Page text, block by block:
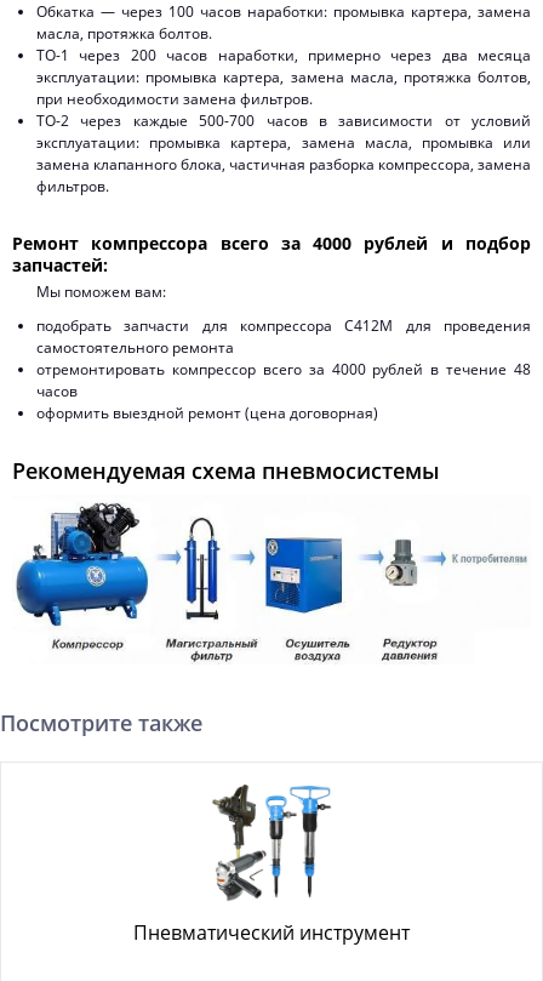
Обкатка — через 100 часов наработки: промывка картера, замена
масла, протяжка болтов.
ТО-1 через 200 часов наработки, примерно через два месяца
эксплуатации: промывка картера, замена масла, протяжка болтов,
при необходимости замена фильтров.
ТО-2 через каждые 500-700 часов в зависимости от условий
эксплуатации: промывка картера, замена масла, промывка или
замена клапанного блока, частичная разборка компрессора, замена
фильтров.
Ремонт компрессора всего за 4000 рублей и подбор
запчастей:
Мы поможем вам:
подобрать запчасти для компрессора С412М для проведения
самостоятельного ремонта
отремонтировать компрессор всего за 4000 рублей в течение 48
часов
оформить выездной ремонт (цена договорная)
Рекомендуемая схема пневмосистемы
Посмотрите также
Пневматический инструмент